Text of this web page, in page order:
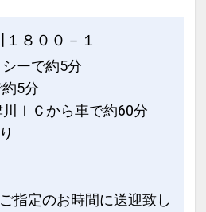
用可能！ チェックイ
クアウト～10：00利
あります。
源泉を直接注いでお
性単純泉!!
質で「美人の湯」とも
日本三名泉の湯をお楽
８００－１
ーで約5分
5分
ＩＣから車で約60分
指定のお時間に送迎致し